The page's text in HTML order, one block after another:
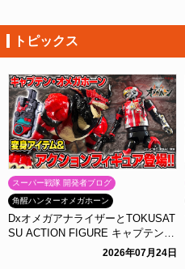
トピックス
スーパー戦隊 開発者ブログ
角醒ハンターオメガホーン
DxオメガアナライザーとTOKUSAT
SU ACTION FIGURE キャプテン・
オメガホーンをご紹介！2026年07月24日